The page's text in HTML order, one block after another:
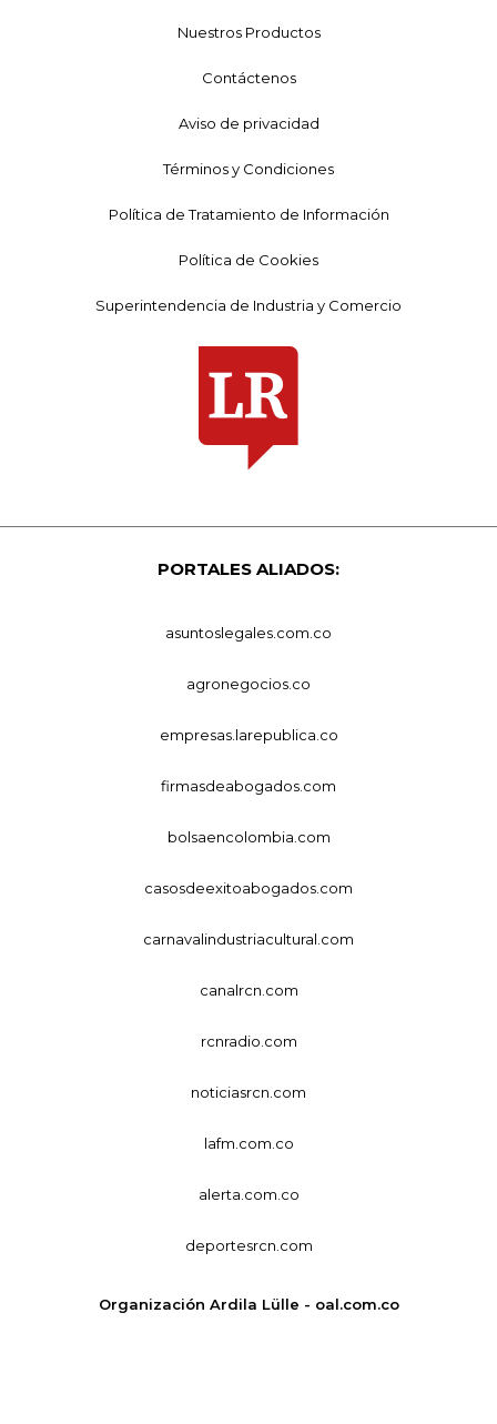
Nuestros Productos
Contáctenos
Aviso de privacidad
Términos y Condiciones
Política de Tratamiento de Información
Política de Cookies
Superintendencia de Industria y Comercio
PORTALES ALIADOS:
asuntoslegales.com.co
agronegocios.co
empresas.larepublica.co
firmasdeabogados.com
bolsaencolombia.com
casosdeexitoabogados.com
carnavalindustriacultural.com
canalrcn.com
rcnradio.com
noticiasrcn.com
lafm.com.co
alerta.com.co
deportesrcn.com
Organización Ardila Lülle - oal.com.co